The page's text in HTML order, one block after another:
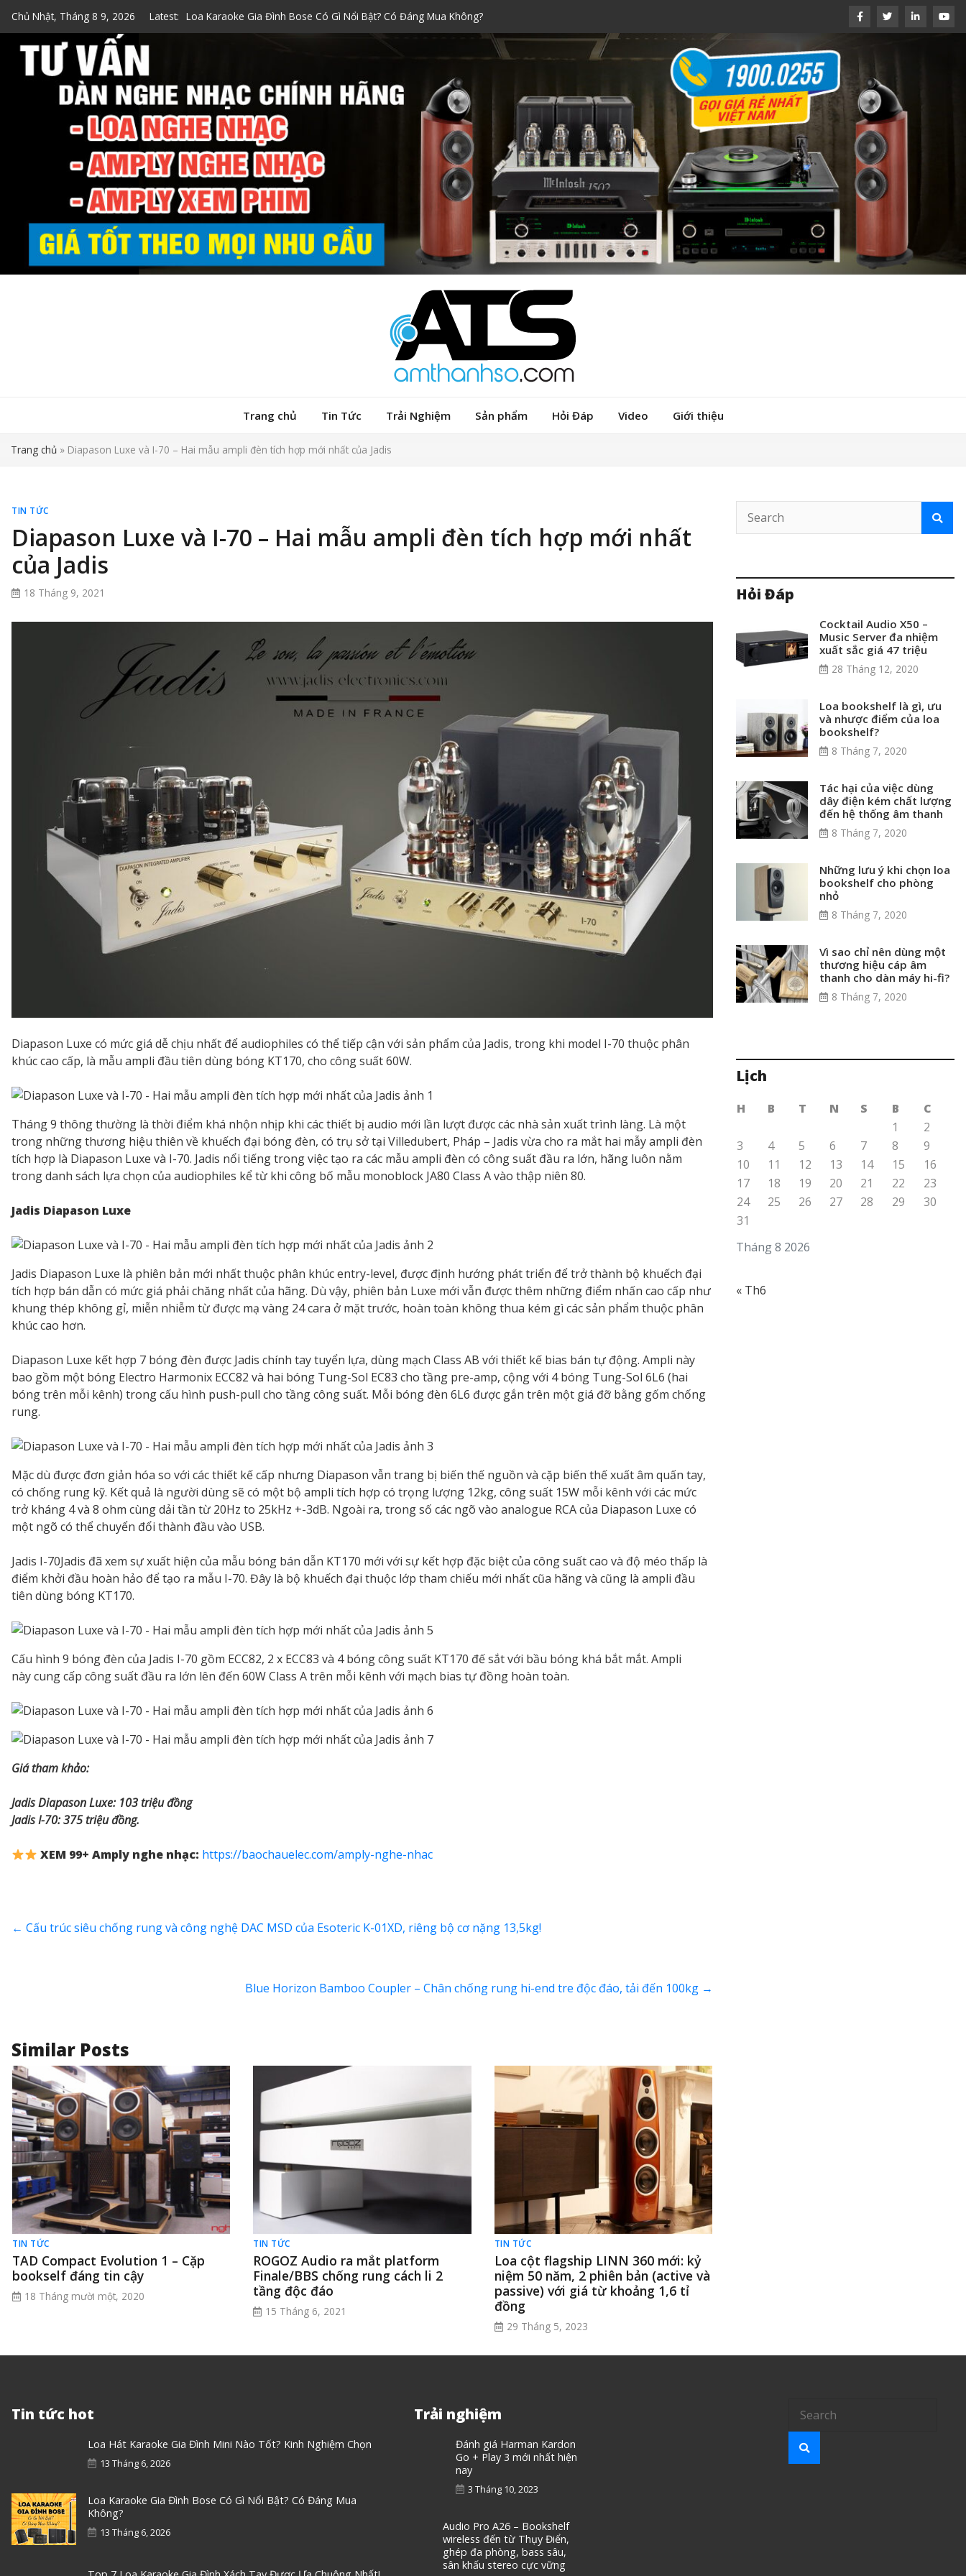
content
Chủ Nhật, Tháng 8 9, 2026 Latest: Top 7 Loa Karaoke Gia Đình Xách Tay Được Ưa Chuộng Nhất!
Top 5 Loa Bose Bluetooth Karaoke đáng mua nhất dịp Tết
Loa Hát Karaoke Gia Đình Mini Nào Tốt? Kinh Nghiệm Chọn
Loa Karaoke Gia Đình Bose Có Gì Nổi Bật? Có Đáng Mua Không?
Trang chủ Tin Tức Trải Nghiệm Sản phẩm Hỏi Đáp Video Giới thiệu
Trang chủ » Diapason Luxe và I-70 – Hai mẫu ampli đèn tích hợp mới nhất của Jadis
TIN TỨC
Diapason Luxe và I-70 – Hai mẫu ampli đèn tích hợp mới nhất
của Jadis
18 Tháng 9, 2021
Diapason Luxe có mức giá dễ chịu nhất để audiophiles có thể tiếp cận với sản phẩm của Jadis, trong khi model I-70 thuộc phân
khúc cao cấp, là mẫu ampli đầu tiên dùng bóng KT170, cho công suất 60W.
Tháng 9 thông thường là thời điểm khá nhộn nhịp khi các thiết bị audio mới lần lượt được các nhà sản xuất trình làng. Là một
trong những thương hiệu thiên về khuếch đại bóng đèn, có trụ sở tại Villedubert, Pháp – Jadis vừa cho ra mắt hai mẫy ampli đèn
tích hợp là Diapason Luxe và I-70. Jadis nổi tiếng trong việc tạo ra các mẫu ampli đèn có công suất đầu ra lớn, hãng luôn nằm
trong danh sách lựa chọn của audiophiles kể từ khi công bố mẫu monoblock JA80 Class A vào thập niên 80.
Jadis Diapason Luxe
Jadis Diapason Luxe là phiên bản mới nhất thuộc phân khúc entry-level, được định hướng phát triển để trở thành bộ khuếch đại
tích hợp bán dẫn có mức giá phải chăng nhất của hãng. Dù vậy, phiên bản Luxe mới vẫn được thêm những điểm nhấn cao cấp như
khung thép không gỉ, miễn nhiễm từ được mạ vàng 24 cara ở mặt trước, hoàn toàn không thua kém gì các sản phẩm thuộc phân
khúc cao hơn.
Diapason Luxe kết hợp 7 bóng đèn được Jadis chính tay tuyển lựa, dùng mạch Class AB với thiết kế bias bán tự động. Ampli này
bao gồm một bóng Electro Harmonix ECC82 và hai bóng Tung-Sol EC83 cho tầng pre-amp, cộng với 4 bóng Tung-Sol 6L6 (hai
bóng trên mỗi kênh) trong cấu hình push-pull cho tầng công suất. Mỗi bóng đèn 6L6 được gắn trên một giá đỡ bằng gốm chống
rung.
Mặc dù được đơn giản hóa so với các thiết kế cấp nhưng Diapason vẫn trang bị biến thế nguồn và cặp biến thế xuất âm quấn tay,
có chống rung kỹ. Kết quả là người dùng sẽ có một bộ ampli tích hợp có trọng lượng 12kg, công suất 15W mỗi kênh với các mức
trở kháng 4 và 8 ohm cùng dải tần từ 20Hz to 25kHz +-3dB. Ngoài ra, trong số các ngõ vào analogue RCA của Diapason Luxe có
một ngõ có thể chuyển đổi thành đầu vào USB.
Jadis I-70Jadis đã xem sự xuất hiện của mẫu bóng bán dẫn KT170 mới với sự kết hợp đặc biệt của công suất cao và độ méo thấp là
điểm khởi đầu hoàn hảo để tạo ra mẫu I-70. Đây là bộ khuếch đại thuộc lớp tham chiếu mới nhất cũa hãng và cũng là ampli đầu
tiên dùng bóng KT170.
Cấu hình 9 bóng đèn của Jadis I-70 gồm ECC82, 2 x ECC83 và 4 bóng công suất KT170 đế sắt với bầu bóng khá bắt mắt. Ampli
này cung cấp công suất đầu ra lớn lên đến 60W Class A trên mỗi kênh với mạch bias tự đồng hoàn toàn.
Giá tham khảo:
Jadis Diapason Luxe: 103 triệu đồng
Jadis I-70: 375 triệu đồng.
XEM 99+ Amply nghe nhạc: https://baochauelec.com/amply-nghe-nhac
← Cấu trúc siêu chống rung và công nghệ DAC MSD của Esoteric K-01XD, riêng bộ cơ nặng 13,5kg!
Blue Horizon Bamboo Coupler – Chân chống rung hi-end tre độc đáo, tải đến 100kg →
Similar Posts
TIN TỨC
TAD Compact Evolution 1 – Cặp
bookself đáng tin cậy
18 Tháng mười một, 2020
TIN TỨC
ROGOZ Audio ra mắt platform
Finale/BBS chống rung cách li 2
tầng độc đáo
15 Tháng 6, 2021
TIN TỨC
Loa cột flagship LINN 360 mới: kỷ
niệm 50 năm, 2 phiên bản (active và
passive) với giá từ khoảng 1,6 tỉ
đồng
29 Tháng 5, 2023
Hỏi Đáp
Cocktail Audio X50 –
Music Server đa nhiệm
xuất sắc giá 47 triệu
28 Tháng 12, 2020
Loa bookshelf là gì, ưu
và nhược điểm của loa
bookshelf?
8 Tháng 7, 2020
Tác hại của việc dùng
dây điện kém chất lượng
đến hệ thống âm thanh
8 Tháng 7, 2020
Những lưu ý khi chọn loa
bookshelf cho phòng
nhỏ
8 Tháng 7, 2020
Vì sao chỉ nên dùng một
thương hiệu cáp âm
thanh cho dàn máy hi-fi?
8 Tháng 7, 2020
Lịch
Tháng 8 2026
H B T N S B
C
1
2
3
4 5 6 7 8
9
10
11 12 13 14 15
16
17
18 19 20 21 22
23
24
25 26 27 28 29
30
31
« Th6
Tin tức hot
Loa Hát Karaoke Gia Đình Mini Nào Tốt? Kinh Nghiệm Chọn
13 Tháng 6, 2026
Loa Karaoke Gia Đình Bose Có Gì Nổi Bật? Có Đáng Mua
Không?
13 Tháng 6, 2026
Trải nghiệm
Đánh giá Harman Kardon
Go + Play 3 mới nhất hiện
nay
3 Tháng 10, 2023
Audio Pro A26 – Bookshelf
wireless đến từ Thụy Điển,
ghép đa phòng, bass sâu,
sân khấu stereo cực vững